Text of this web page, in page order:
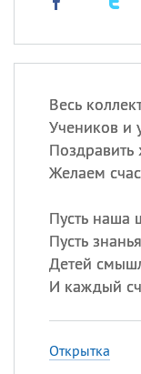
Весь
Учеников и
Поздравить
Желаем
Пусть наша
Пусть
Детей
И каждый
Открытка